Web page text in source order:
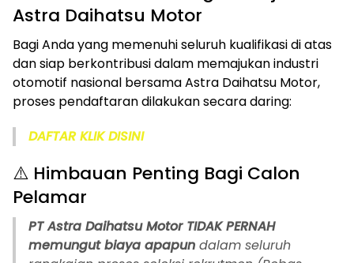
Astra Daihatsu Motor
Bagi Anda yang memenuhi seluruh kualifikasi di atas
dan siap berkontribusi dalam memajukan industri
otomotif nasional bersama Astra Daihatsu Motor,
proses pendaftaran dilakukan secara daring:
DAFTAR KLIK DISINI
⚠️ Himbauan Penting Bagi Calon
Pelamar
PT Astra Daihatsu Motor TIDAK PERNAH
memungut biaya apapun dalam seluruh